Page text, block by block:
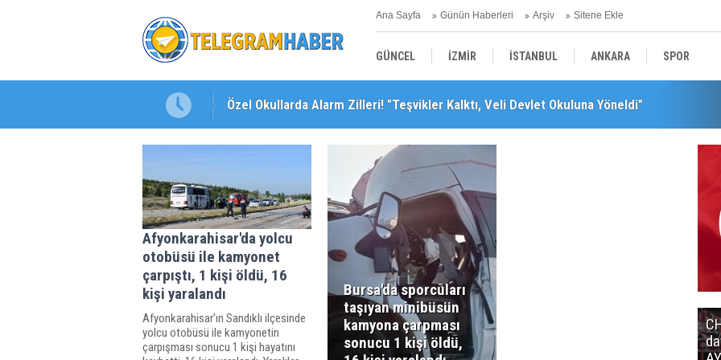
Ana Sayfa Günün Haberleri Arşiv Sitene Ekle
GÜNCEL İZMİR İSTANBUL ANKARA SPOR
YEREL SAĞLIK EKONOMİ POLİTİKA
Özel Okullarda Alarm Zilleri! "Teşvikler Kalktı, Veli Devlet Okuluna Yöneldi"
"Toprağını Kaybeden Geleceğini Kaybeder!"
Afyonkarahisar'da yolcu
otobüsü ile kamyonet
çarpıştı, 1 kişi öldü, 16
kişi yaralandı
Afyonkarahisar'ın Sandıklı ilçesinde
yolcu otobüsü ile kamyonetin
çarpışması sonucu 1 kişi hayatını
Bursa'da sporcuları
taşıyan minibüsün
kamyona çarpması
sonucu 1 kişi öldü,